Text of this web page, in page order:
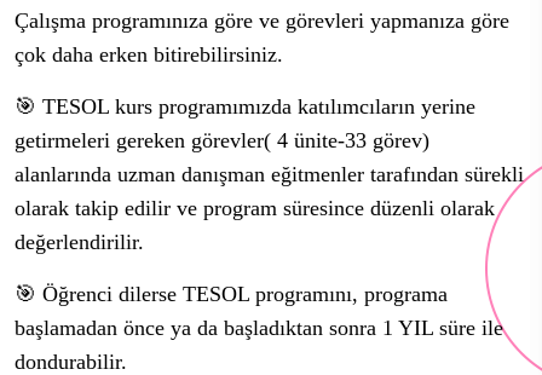
Çalışma programınıza göre ve görevleri yapmanıza göre
çok daha erken bitirebilirsiniz.
🎯 TESOL kurs programımızda katılımcıların yerine
getirmeleri gereken görevler( 4 ünite-33 görev)
alanlarında uzman danışman eğitmenler tarafından sürekli
olarak takip edilir ve program süresince düzenli olarak
değerlendirilir.
🎯 Öğrenci dilerse TESOL programını, programa
başlamadan önce ya da başladıktan sonra 1 YIL süre ile
dondurabilir.